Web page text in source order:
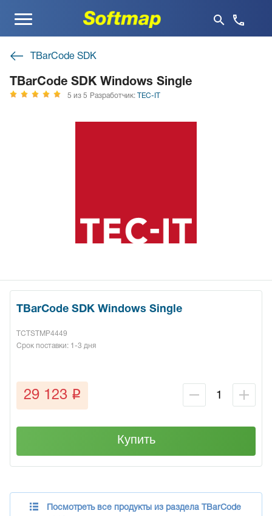
Меню
TBarCode SDK
TBarCode SDK Windows Single
5 из 5 Разработчик: TEC-IT
TBarCode SDK Windows Single
TCTSTMP4449
Срок поставки: 1-3 дня
29 123 q
Купить
Посмотреть все продукты из раздела TBarCode